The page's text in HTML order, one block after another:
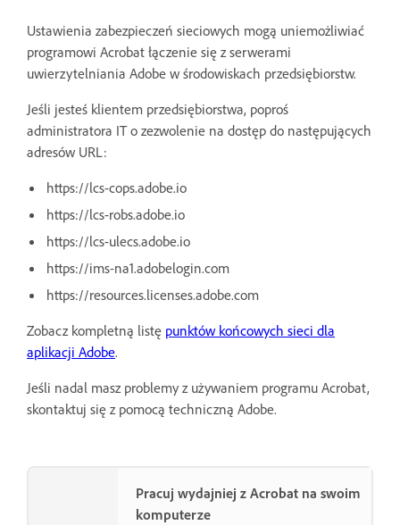
Ustawienia zabezpieczeń sieciowych mogą uniemożliwiać
programowi Acrobat łączenie się z serwerami
uwierzytelniania Adobe w środowiskach przedsiębiorstw.
Jeśli jesteś klientem przedsiębiorstwa, poproś
administratora IT o zezwolenie na dostęp do następujących
adresów URL:
https://lcs-cops.adobe.io
https://lcs-robs.adobe.io
https://lcs-ulecs.adobe.io
https://ims-na1.adobelogin.com
https://resources.licenses.adobe.com
Zobacz kompletną listę punktów końcowych sieci dla
aplikacji Adobe.
Jeśli nadal masz problemy z używaniem programu Acrobat,
skontaktuj się z pomocą techniczną Adobe.
Pracuj wydajniej z Acrobat na swoim
komputerze